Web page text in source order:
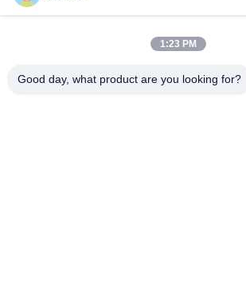
1:23 PM
Good day, what product are you looking for?